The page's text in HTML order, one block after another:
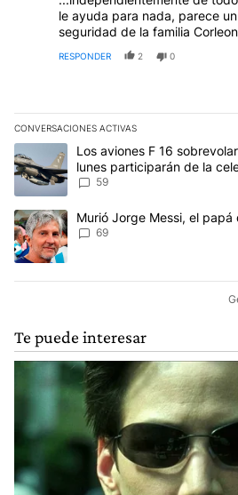
le ayuda para nada, parece
seguridad de la familia
RESPONDER 2 0
CONVERSACIONES ACTIVAS
Este listado muestra los artículos con
Un artículo de tendencia con el título
Los aviones F 16
lunes participarán de la
Aérea
59
Un artículo de tendencia con el título
Murió Jorge Messi, el papá
69